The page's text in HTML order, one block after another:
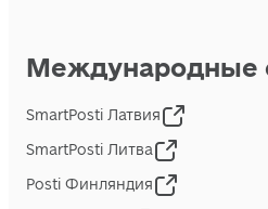
Международные
SmartPosti Латвия
SmartPosti Литва
Posti Финляндия